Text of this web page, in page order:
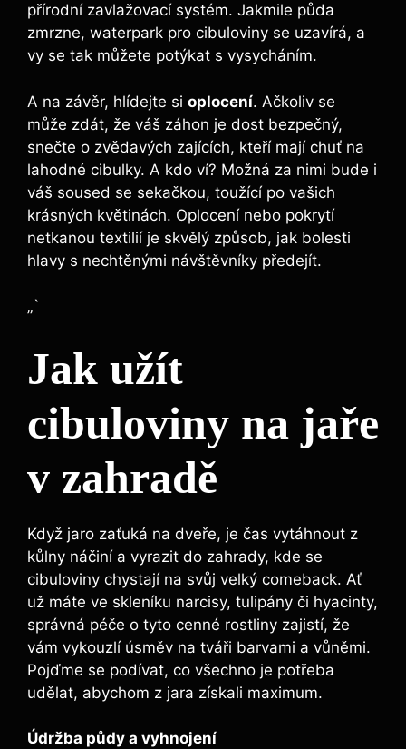
přírodní zavlažovací systém. Jakmile půda
zmrzne, waterpark pro cibuloviny se uzavírá, a
vy se tak můžete potýkat s vysycháním.
A na závěr, hlídejte si oplocení. Ačkoliv se
může zdát, že váš záhon je dost bezpečný,
snečte o zvědavých zajících, kteří mají chuť na
lahodné cibulky. A kdo ví? Možná za nimi bude i
váš soused se sekačkou, toužící po vašich
krásných květinách. Oplocení nebo pokrytí
netkanou textilií je skvělý způsob, jak bolesti
hlavy s nechtěnými návštěvníky předejít.
„`
Jak užít
cibuloviny na jaře
v zahradě
Když jaro zaťuká na dveře, je čas vytáhnout z
kůlny náčiní a vyrazit do zahrady, kde se
cibuloviny chystají na svůj velký comeback. Ať
už máte ve skleníku narcisy, tulipány či hyacinty,
správná péče o tyto cenné rostliny zajistí, že
vám vykouzlí úsměv na tváři barvami a vůněmi.
Pojďme se podívat, co všechno je potřeba
udělat, abychom z jara získali maximum.
Údržba půdy a vyhnojení